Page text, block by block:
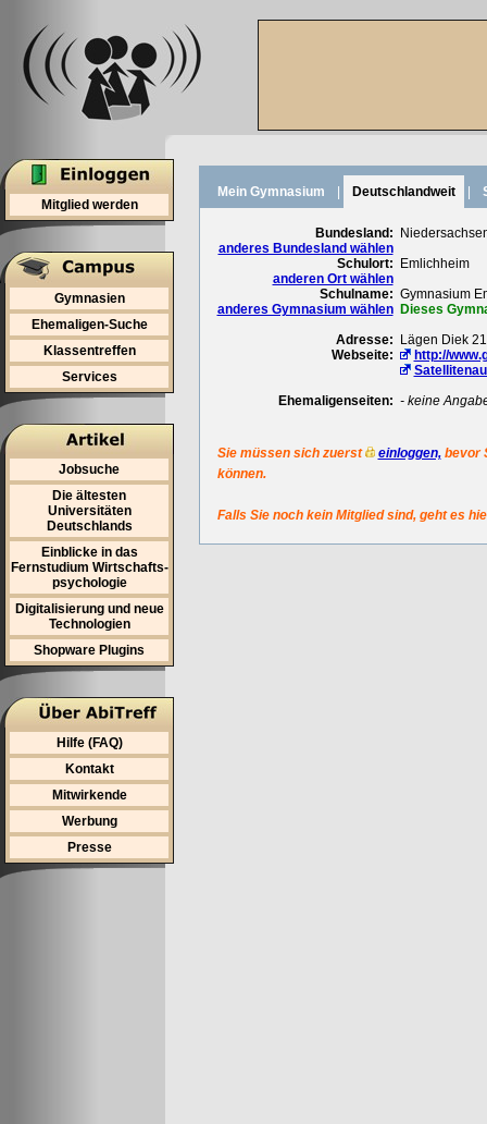
Mitglied werden
Gymnasien
Ehemaligen-Suche
Klassentreffen
Services
Jobsuche
Die ältesten
Universitäten
Deutschlands
Einblicke in das
Fernstudium Wirtschafts-
psychologie
Digitalisierung und neue
Technologien
Shopware Plugins
Hilfe (FAQ)
Kontakt
Mitwirkende
Werbung
Presse
Mein Gymnasium Deutschlandweit
Bundesland:
anderes Bundesland wählen
Schulort:
anderen Ort wählen
Emlichheim
Schulname:
anderes Gymnasium wählen
Gymnasium
Dieses
Adresse:
Lägen Diek
Webseite:
http://
Ehemaligenseiten: - keine
Sie müssen sich zuerst einloggen,bevor
können.
Falls Sie noch kein Mitglied sind, geht es